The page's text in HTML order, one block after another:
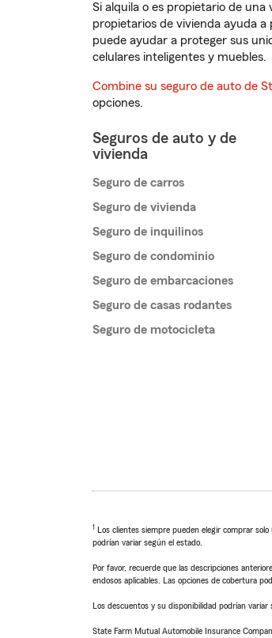
Si alquila o es propietario de
propietarios de vivienda ayuda
puede ayudar a proteger sus
celulares inteligentes y muebles.
Combine su seguro de auto de
opciones.
Seguros de auto y de
vivienda
Seguro de carros
Seguro de vivienda
Seguro de inquilinos
Seguro de condominio
Seguro de embarcaciones
Seguro de casas rodantes
Seguro de motocicleta
1 Los clientes siempre pueden elegir comprar
podrían variar según el estado.
Por favor, recuerde que las descripciones
endosos aplicables. Las opciones de cobertura
Los descuentos y su disponibilidad podrían variar
State Farm Mutual Automobile Insurance